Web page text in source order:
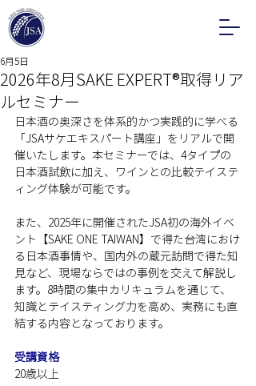
2026年8月SAKE EXPERT®取得リア
ルセミナー
6月5日
日本酒の奥深さを体系的かつ実践的に学べる
「JSAサケエキスパート講座」をリアルで開
催いたします。本セミナーでは、4タイプの
日本酒試飲に加え、ワインとの比較テイステ
ィング体験が可能です。
また、2025年に開催されたJSA初の海外イベ
ント【SAKE ONE TAIWAN】で得た台湾におけ
る日本酒事情や、国内外の蔵元訪問で得た知
見など、現場ならではの事例を交えて解説し
ます。8時間の集中カリキュラムを通じて、
知識とテイスティング力を高め、実務にも直
結する内容となっております。
受講資格
20歳以上